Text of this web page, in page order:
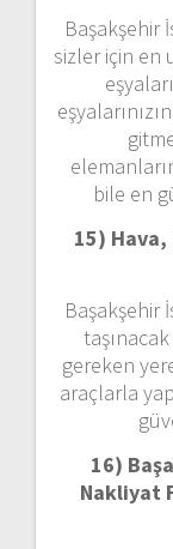
Başakşehir
sizler için en
bile en
15)
Başakşehir
gereken
araçlarla
16)
Nakliyat